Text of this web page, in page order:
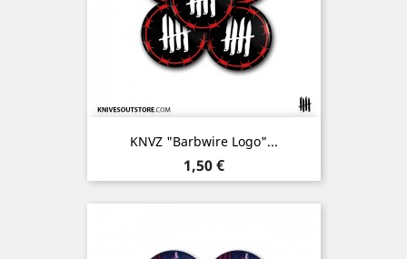
KNVZ "Barbwire Logo"...
Prix
1,50 €